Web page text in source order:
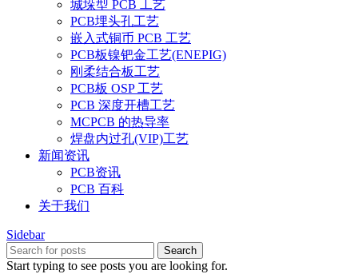
城垛型 PCB 工艺
PCB埋头孔工艺
嵌入式铜币 PCB 工艺
PCB板镍钯金工艺(ENEPIG)
刚柔结合板工艺
PCB板 OSP 工艺
PCB 深度开槽工艺
MCPCB 的热导率
焊盘内过孔(VIP)工艺
新闻资讯
PCB资讯
PCB 百科
关于我们
Sidebar
Search
Start typing to see posts you are looking for.